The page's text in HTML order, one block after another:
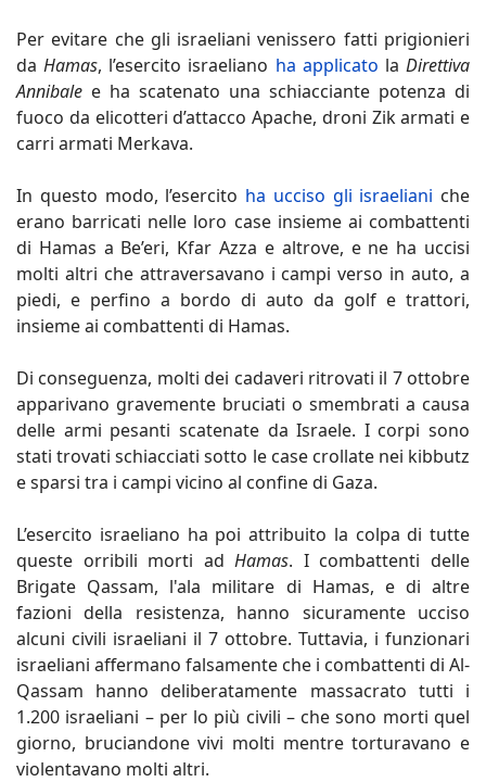
Per evitare che gli israeliani venissero fatti prigionieri
daHamas, l’esercito israeliano ha applicato laDirettiva
Annibale e ha scatenato una schiacciante potenza di
fuoco da elicotteri d’attacco Apache, droni Zik armati e
carri armati Merkava.
In questo modo, l’esercito ha ucciso gli israeliani che
erano barricati nelle loro case insieme ai combattenti
di Hamas a Be’eri, Kfar Azza e altrove, e ne ha uccisi
molti altri che attraversavano i campi verso in auto, a
piedi, e perfino a bordo di auto da golf e trattori,
insieme ai combattenti di Hamas.
Di conseguenza, molti dei cadaveri ritrovati il 7 ottobre
apparivano gravemente bruciati o smembrati a causa
delle armi pesanti scatenate da Israele. I corpi sono
stati trovati schiacciati sotto le case crollate nei kibbutz
e sparsi tra i campi vicino al confine di Gaza.
L’esercito israeliano ha poi attribuito la colpa di tutte
queste orribili morti adHamas. I combattenti delle
Brigate Qassam, l'ala militare di Hamas, e di altre
fazioni della resistenza, hanno sicuramente ucciso
alcuni civili israeliani il 7 ottobre. Tuttavia, i funzionari
israeliani affermano falsamente che i combattenti di Al-
Qassam hanno deliberatamente massacrato tutti i
1.200 israeliani – per lo più civili – che sono morti quel
giorno, bruciandone vivi molti mentre torturavano e
violentavano molti altri.